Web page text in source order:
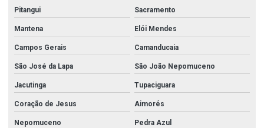
Tubo aço inox polido preço
Tubo aço inox preço
Tubo inox preço
Tubo mecanico aço inox 316
Tubo quadrado aço inox preço
Tubo retangular aço inox preço
Pitangui Sacramento
Mantena Elói Mendes
Campos Gerais Camanducaia
São José da Lapa São João Nepomuceno
Jacutinga Tupaciguara
Coração de Jesus Aimorés
Nepomuceno Pedra Azul